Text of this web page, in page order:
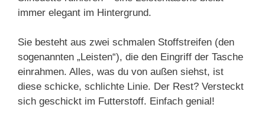
immer elegant im Hintergrund.
Sie besteht aus zwei schmalen Stoffstreifen (den
sogenannten „Leisten“), die den Eingriff der Tasche
einrahmen. Alles, was du von außen siehst, ist
diese schicke, schlichte Linie. Der Rest? Versteckt
sich geschickt im Futterstoff. Einfach genial!